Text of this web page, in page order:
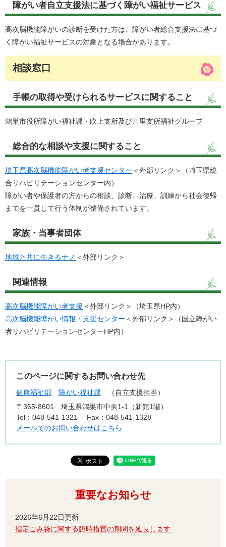
障がい者自立支援法に基づく障がい福祉サービス
高次脳機能障がいの診断を受けた方は、障がい者総合支援法に基づ
く障がい福祉サービスの対象となる場合があります。
相談窓口
手帳の取得や受けられるサービスに関すること
鴻巣市役所障がい福祉課・吹上支所及び川里支所福祉グループ
総合的な相談や支援に関すること
埼玉県高次脳機能障がい者支援センター ＜外部リンク＞
（埼玉県総
合リハビリテーションセンター内）
障がい者や保護者の方からの相談、診断、治療、訓練から社会復帰
までを一貫して行う体制が整備されています。
家族・当事者団体
地域と共に生きるナノ ＜外部リンク＞
関連情報
高次脳機能障がい者支援 ＜外部リンク＞
（埼玉県HP内）
高次脳機能障がい情報・支援センター ＜外部リンク＞
（国立障がい
者リハビリテーションセンターHP内）
このページに関するお問い合わせ先
健康福祉部 障がい福祉課
自立支援担当
〒365-8601
埼玉県鴻巣市中央1-1（新館1階）
Tel：048-541-1321
Fax：048-541-1328
メールでのお問い合わせはこちら
重要なお知らせ
2026年6月22日更新
指定ごみ袋に関する臨時措置の期間を延長します